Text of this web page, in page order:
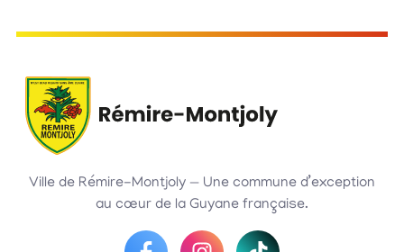
Ville de Rémire-Montjoly — Une commune d’exception
au cœur de la Guyane française.